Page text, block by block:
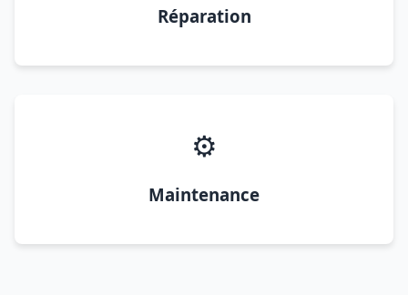
Réparation
⚙️
Maintenance